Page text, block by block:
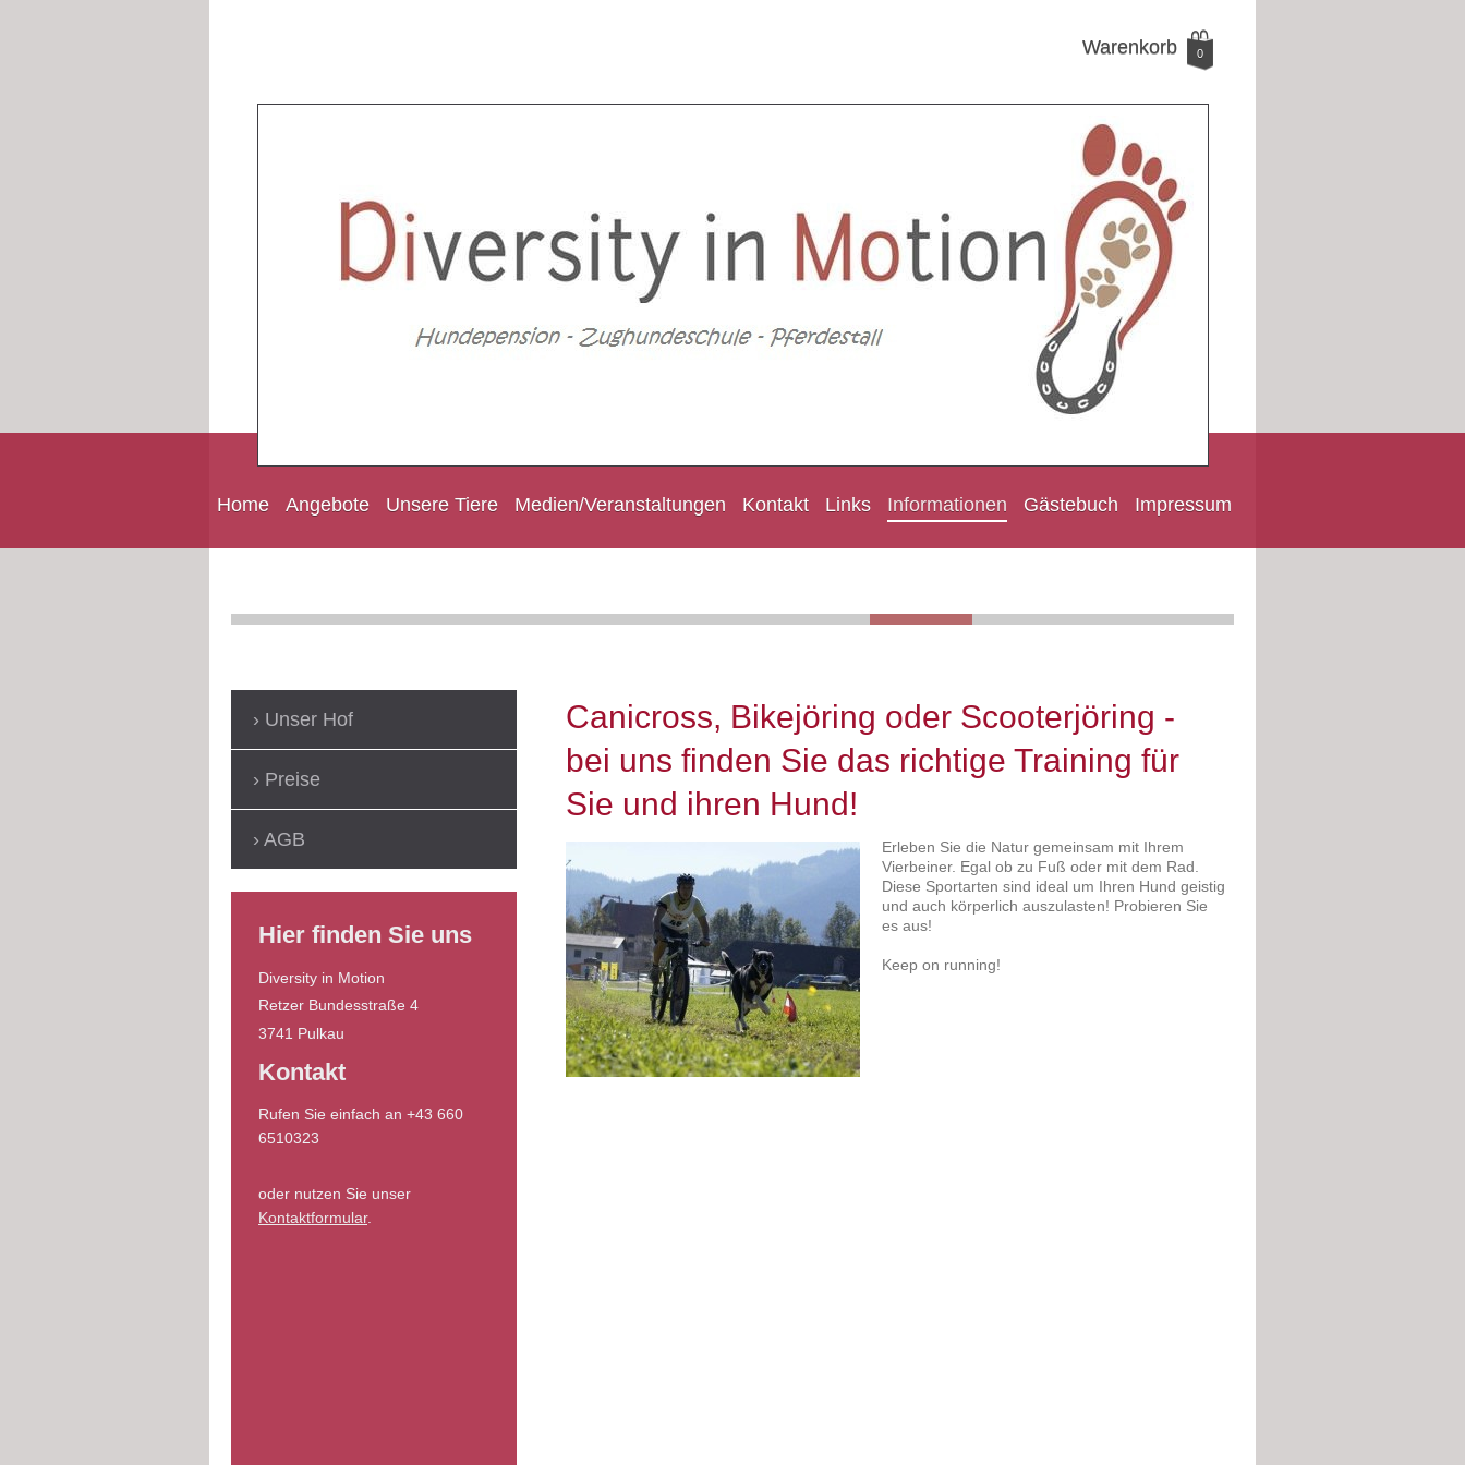
0
Warenkorb
Home Angebote Unsere Tiere Medien/Veranstaltungen Kontakt Links Informationen Gästebuch Impressum
Canicross, Bikejöring oder Scooterjöring -
bei uns finden Sie das richtige Training für
Sie und ihren Hund!
Erleben Sie die Natur gemeinsam mit Ihrem
Vierbeiner. Egal ob zu Fuß oder mit dem Rad.
Diese Sportarten sind ideal um Ihren Hund geistig
und auch körperlich auszulasten! Probieren Sie
es aus!
Keep on running!
Unser Hof
Preise
AGB
Hier finden Sie uns
Diversity in Motion
Retzer Bundesstraße 4
3741 Pulkau
Kontakt
Rufen Sie einfach an +43 660
6510323
oder nutzen Sie unser
Kontaktformular.